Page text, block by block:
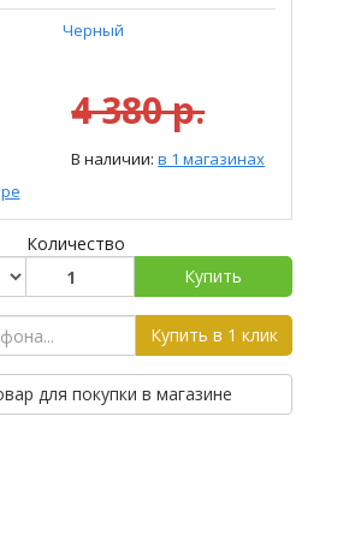
Черный
4 380 р.
В наличии:в 1 магазинах
Количество
Купить
Купить в 1 клик
для покупки в магазине